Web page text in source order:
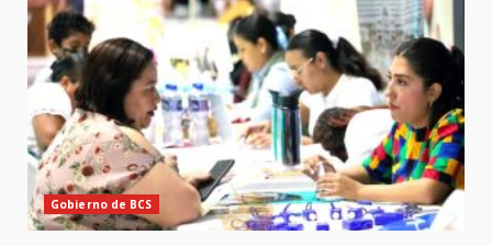
Gobierno de BCS